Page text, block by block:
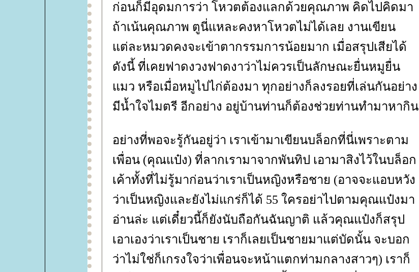
ก่อนก็มีอุดมการว่า โหวตต้องแลกด้วยคุณภาพ คิดไปคิดมา
ถ้าเน้นคุณภาพ ตูนี่แหละคงหาโหวตไม่ได้เลย งานเขียน
ต่ละหมวดคงจะเข้าตากรรมการน้อยมาก เมื่อสรุปเสียได้
ดังนี้ ที่เคยฟาดงวงฟาดงาว่าไม่ควรเป็นลักษณะยื่นหมูยื่น
มว หรือเมื่อหมูไปไก่ต้องมา ทุกอย่างก็ลงรอยที่เล่นกันอย่าง
มีน้ำใจไมตรี อีกอย่าง อยู่บ้านท่านก็ต้องช่วยท่านทำมาหากิน
อย่างที่พอจะรู้กันอยู่ว่า เราเข้ามาเขียนบล็อกที่นี่เพราะตาม
เพื่อน (คุณแป๋ง) ที่ลากเรามาจากพันทิป เอามาสิงไว้ในบล็อก
เค้าทั้งที่ไม่รู้มาก่อนว่าเราเป็นหญิงหรือชาย (อาจจะแอบหวัง
ว่าเป็นหญิงและยังไม่แกร่ก็ได้ 55 ใครอย่าไปตามคุณแป๋งมา
อ่านล่ะ แต่เดี๋ยวนี้ก็ยังนับถือกันฉันญาติ แล้วคุณแป๋งก็สรุป
เอาเองว่าเราเป็นชาย เราก็เลยเป็นชายมาแต่บัดนั้น จะบอก
ว่าไม่ใช่ก็เกรงใจว่าเพื่อนจะหน้าแตกท่ามกลางสาวๆ) เราก็